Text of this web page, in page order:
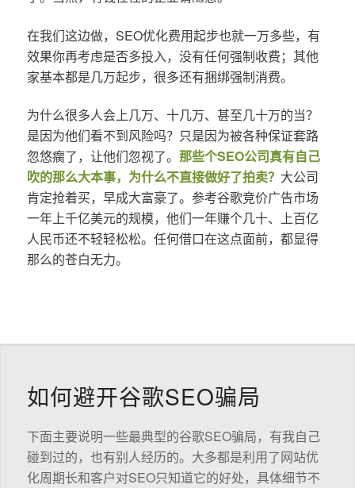
在我们这边做，SEO优化费用起步也就一万多些，有
效果你再考虑是否多投入，没有任何强制收费；其他
家基本都是几万起步，很多还有捆绑强制消费。
为什么很多人会上几万、十几万、甚至几十万的当？
是因为他们看不到风险吗？只是因为被各种保证套路
忽悠瘸了，让他们忽视了。 那些个SEO公司真有自己
吹的那么大本事，为什么不直接做好了拍卖？ 大公司
肯定抢着买，早成大富豪了。参考谷歌竞价广告市场
一年上千亿美元的规模，他们一年赚个几十、上百亿
人民币还不轻轻松松。任何借口在这点面前，都显得
那么的苍白无力。
如何避开谷歌SEO骗局
下面主要说明一些最典型的谷歌SEO骗局，有我自己
碰到过的，也有别人经历的。大多都是利用了网站优
化周期长和客户对SEO只知道它的好处，具体细节不